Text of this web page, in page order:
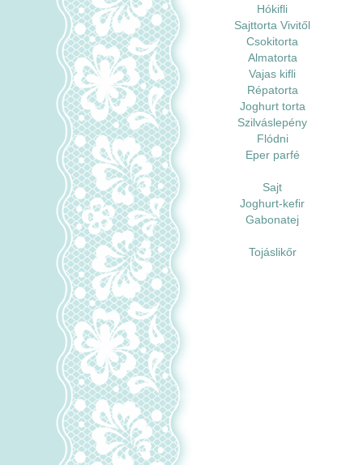
Hókifli
Sajttorta Vivitől
Csokitorta
Almatorta
Vajas kifli
Répatorta
Joghurt torta
Szilváslepény
Flódni
Eper parfé
Sajt
Joghurt-kefir
Gabonatej
Tojáslikőr